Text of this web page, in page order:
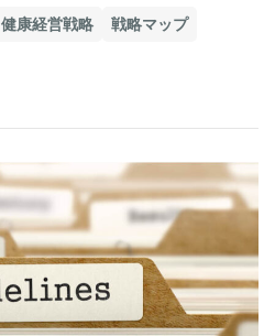
健康経営戦略 戦略マップ